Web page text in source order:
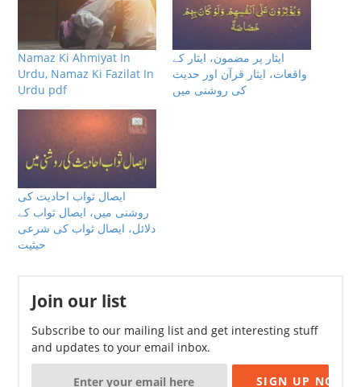
Namaz Ki Ahmiyat In
Urdu, Namaz Ki Fazilat In
Urdu pdf
ایثار پر مضمون، ایثار کے
واقعات، ایثار قرآن اور حدیث
کی روشنی میں
ایصال ثواب احادیث کی
روشنی میں، ایصال ثواب کے
دلائل، ایصال ثواب کی شرعی
حیثیت
Join our list
Subscribe to our mailing list and get interesting stuff
and updates to your email inbox.